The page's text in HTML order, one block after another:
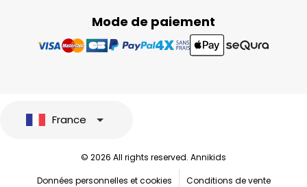
Mode de paiement
France
© 2026 All rights reserved. Annikids
Données personnelles et cookies
Conditions de vente